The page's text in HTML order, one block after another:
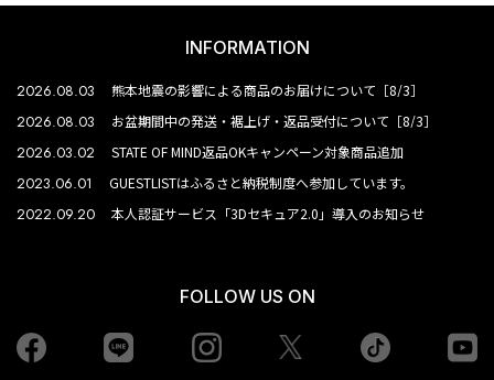
INFORMATION
2026.08.03 熊本地震の影響による商品のお届けについて［8/3］
2026.08.03 お盆期間中の発送・裾上げ・返品受付について［8/3］
2026.03.02 STATE OF MIND返品OKキャンペーン対象商品追加
2023.06.01 GUESTLISTはふるさと納税制度へ参加しています。
2022.09.20 本人認証サービス「3Dセキュア2.0」導入のお知らせ
FOLLOW US ON
Facebook Instagram tiktok